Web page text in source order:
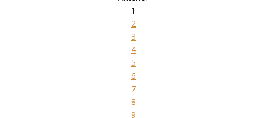
1
2
3
4
5
6
7
8
9